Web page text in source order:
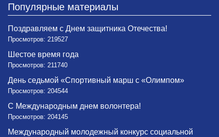
Популярные материалы
Поздравляем с Днем защитника Отечества!
Просмотров: 219527
Шестое время года
Просмотров: 211740
День седьмой «Спортивный марш с «Олимпом»
Просмотров: 204544
С Международным днем волонтера!
Просмотров: 204145
Международный молодежный конкурс социальной